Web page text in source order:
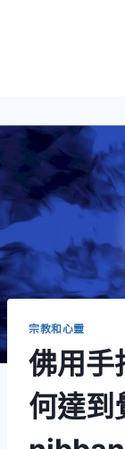
宗教和心靈
佛用手
何達到